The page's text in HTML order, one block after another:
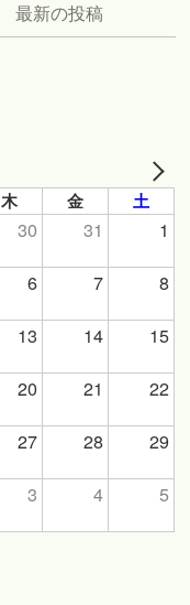
最新の投稿
木 金 土
30 31
1
6 7 8
13 14
15
20 21
22
27 28
29
3 4 5